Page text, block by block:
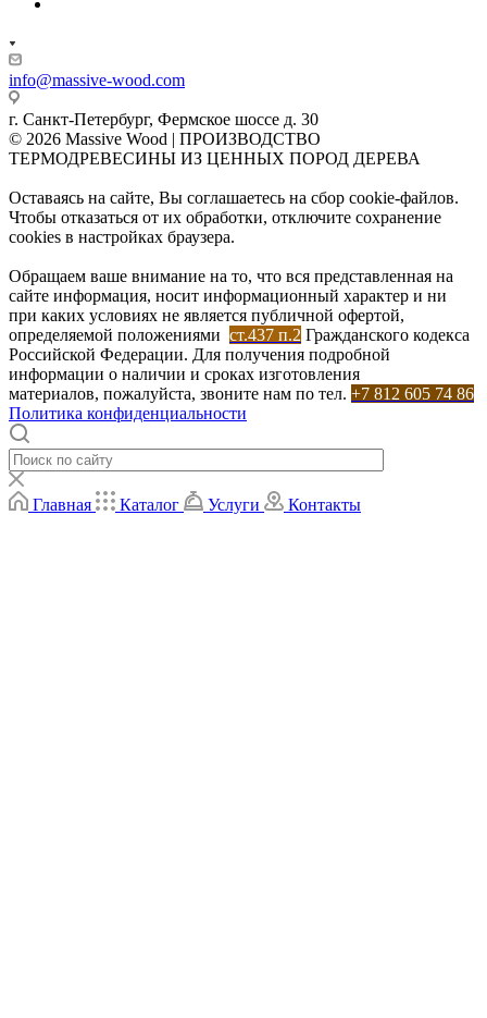
info@massive-wood.com
г. Санкт-Петербург, Фермское шоссе д. 30
© 2026 Massive Wood | ПРОИЗВОДСТВО
ТЕРМОДРЕВЕСИНЫ ИЗ ЦЕННЫХ ПОРОД ДЕРЕВА
Оставаясь на сайте, Вы соглашаетесь на сбор cookie-файлов.
Чтобы отказаться от их обработки, отключите сохранение
cookies в настройках браузера.
Обращаем ваше внимание на то, что вся представленная на
сайте информация, носит информационный характер и ни
при каких условиях не является публичной офертой,
определяемой положениями ст.437 п.2 Гражданского кодекса
Российской Федерации. Для получения подробной
информации о наличии и сроках изготовления
материалов, пожалуйста, звоните нам по тел. +7 812 605 74 86
Политика конфиденциальности
Главная Каталог Услуги Контакты